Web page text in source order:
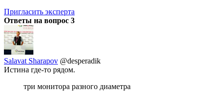
Пригласить эксперта
Ответы на вопрос 3
Salavat Sharapov @desperadik
Истина где-то рядом.
три монитора разного диаметра